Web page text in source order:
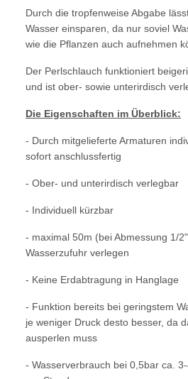
Durch die tropfenweise Abgabe
Wasser einsparen, da nur soviel
wie die Pflanzen auch aufnehmen
Der Perlschlauch funktioniert
und ist ober- sowie unterirdisch
Die Eigenschaften im Überblick:
- Durch mitgelieferte Armaturen
sofort anschlussfertig
- Ober- und unterirdisch verlegbar
- Individuell kürzbar
- maximal 50m (bei Abmessung 1/
Wasserzufuhr verlegen
- Keine Erdabtragung in Hanglage
- Funktion bereits bei geringstem
je weniger Druck desto besser, da
ausperlen muss
- Wasserverbrauch bei 0,5bar ca.